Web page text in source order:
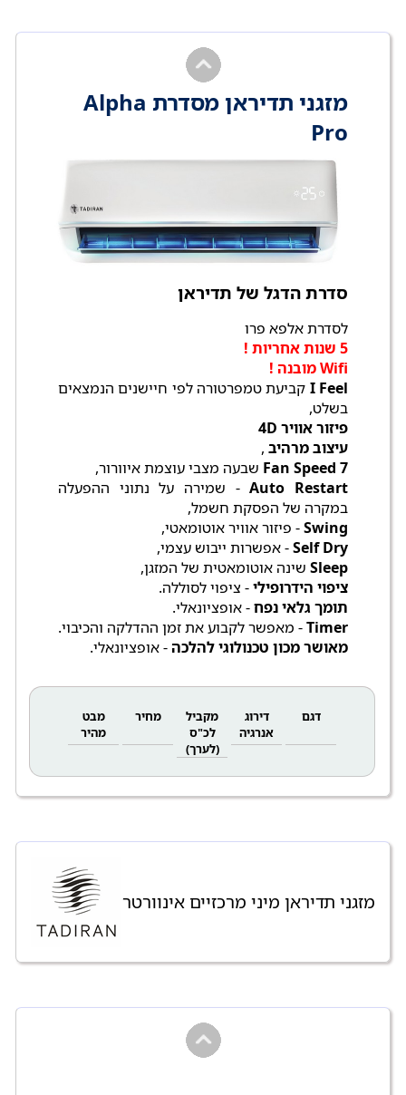
מזגני תדיראן מסדרת Alpha
Pro
סדרת הדגל של תדיראן
לסדרת אלפא פרו
5 שנות אחריות !
Wifi מובנה !
I Feel קביעת טמפרטורה לפי חיישנים הנמצאים
בשלט,
פיזור אוויר 4D
עיצוב מרהיב ,
7 Fan Speed
שבעה מצבי עוצמת איוורור,
Auto Restart- שמירה על נתוני ההפעלה
במקרה של הפסקת חשמל,
Swing- פיזור אוויר אוטומאטי,
Self Dry- אפשרות ייבוש עצמי,
Sleep שינה אוטומאטית של המזגן,
ציפוי הידרופילי- ציפוי לסוללה.
תומך גלאי נפח- אופציונאלי.
Timer- מאפשר לקבוע את זמן ההדלקה והכיבוי.
מאושר מכון טכנולוגי להלכה- אופציונאלי.
דגם
דירוג
אנרגיה
מקביל
לכ"ס
(לערך)
מחיר
מבט
מהיר
מזגני תדיראן מיני מרכזיים אינוורטר